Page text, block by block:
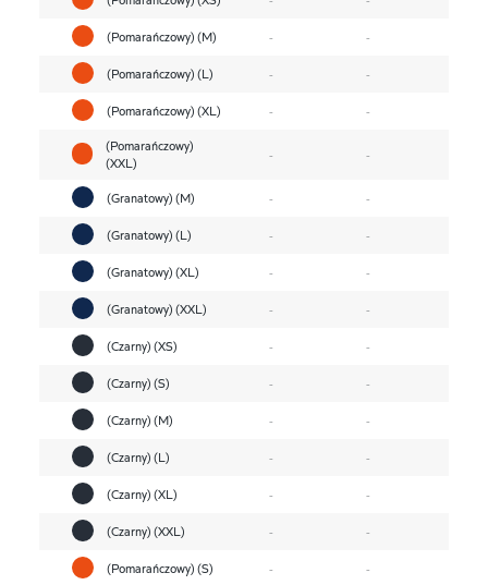
(Pomarańczowy) (M)
-
-
(Pomarańczowy) (L)
-
-
(Pomarańczowy) (XL)
-
-
(Pomarańczowy)
(XXL)
- -
(Granatowy) (M) -
-
(Granatowy) (L)
-
-
(Granatowy) (XL)
-
-
(Granatowy) (XXL)
-
-
(Czarny) (XS)
-
-
(Czarny) (S)
-
-
(Czarny) (M)
-
-
(Czarny) (L)
-
-
(Czarny) (XL)
-
-
(Czarny) (XXL)
-
-
(Pomarańczowy) (S)
- -